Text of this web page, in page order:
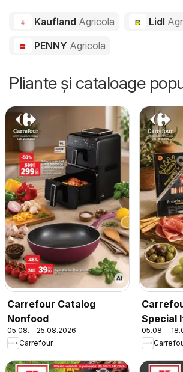
Kaufland Agricola Lidl
PENNY Agricola
Pliante și cataloage
Carrefour Catalog
Nonfood
05.08. - 25.08.2026
Carrefour
Special
05.08. -